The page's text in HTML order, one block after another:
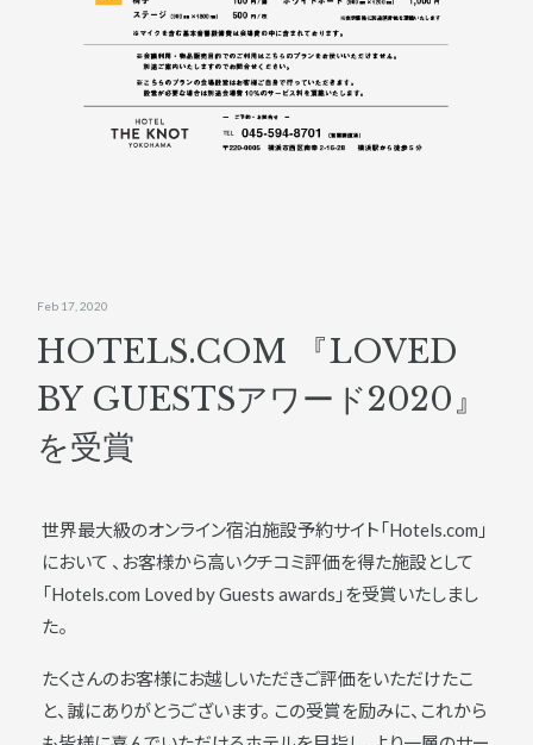
HOTELS.COM 『LOVED
BY GUESTSアワード2020』
を受賞
Feb 17, 2020
世界最大級のオンライン宿泊施設予約サイト「Hotels.com」
において 、お客様から高いクチコミ評価を得た施設として
「Hotels.com Loved by Guests awards」を受賞いたしまし
た。
たくさんのお客様にお越しいただきご評価をいただけたこ
と、誠にありがとうございます。 この受賞を励みに、これから